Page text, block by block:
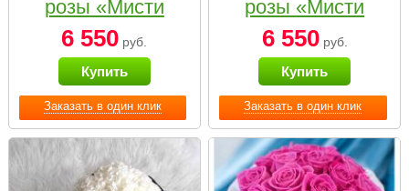
Заказать в один клик
розы «Мисти
бабблс» в белой
коробке Small
6 550 руб.
Купить
Заказать в один клик
розы «Мисти
бабблс» в
черной коробке
Small
6 550руб.
Купить